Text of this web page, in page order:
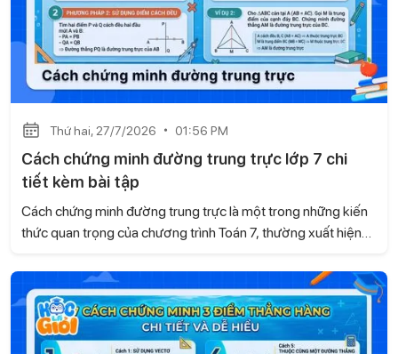
Thứ hai, 27/7/2026 01:56 PM
Cách chứng minh đường trung trực lớp 7 chi
tiết kèm bài tập
Cách chứng minh đường trung trực là một trong những kiến
thức quan trọng của chương trình Toán 7, thường xuất hiện
Học là Giỏi sẽ hướng dẫn chi tiết các cách chứng minh
đường trung trực dựa trên kiến thức của sách Kết nối tri thức
với cuộc sống, kèm ví dụ minh họa và bài tập tự luyện để các
con dễ dàng ôn tập và vận dụng.